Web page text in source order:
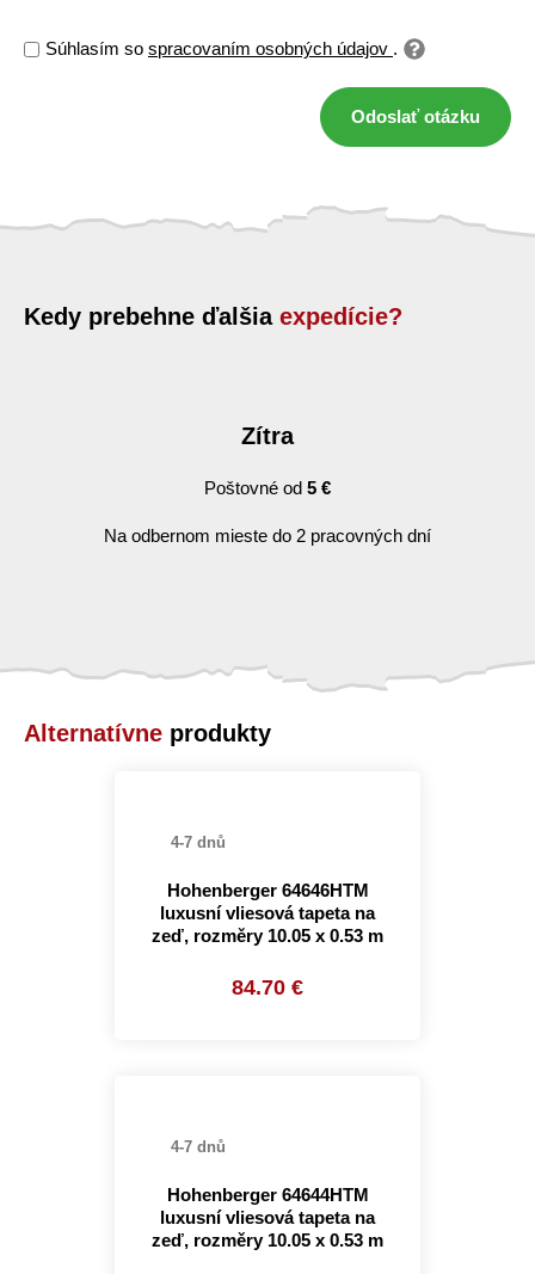
Súhlasím so spracovaním osobných údajov .
Odoslať otázku
Kedy prebehne ďalšia expedície?
Zítra
Poštovné od 5 €
Na odbernom mieste do 2 pracovných dní
Alternatívne produkty
4-7 dnů
Hohenberger 64646HTM
luxusní vliesová tapeta na
zeď, rozměry 10.05 x 0.53 m
84.70 €
4-7 dnů
Hohenberger 64644HTM
luxusní vliesová tapeta na
zeď, rozměry 10.05 x 0.53 m